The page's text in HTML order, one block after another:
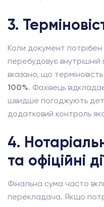
3.
Коли документ
перебудовує внутрішній
вказано, що
100%. Фахівець
швидше погоджують
додатковий контроль
4.
та офіційні
Фінальна сума часто
перекладача. Якщо